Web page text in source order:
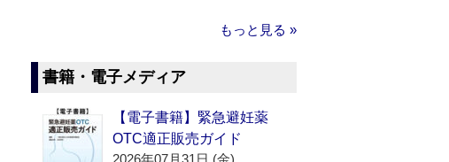
もっと見る »
書籍・電子メディア
【電子書籍】緊急避妊薬
OTC適正販売ガイド
2026年07月31日 (金)